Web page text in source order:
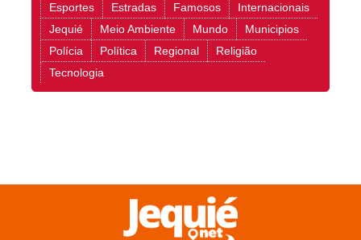
Esportes Estradas Famosos
Internacionais
Jequié
Meio Ambiente Mundo
Municipios
Polícia
Política Regional
Religião
Tecnologia